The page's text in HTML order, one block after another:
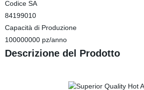
Codice SA
84199010
Capacità di Produzione
100000000 pz/anno
Descrizione del Prodotto